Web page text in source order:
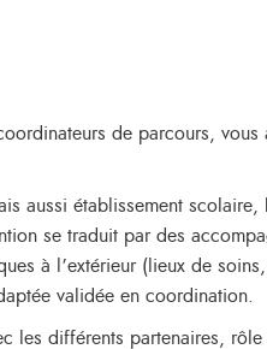
de parcours, vous
aussi établissement
se traduit par des
à l’extérieur (lieux de
validée en coordination.
les différents partenaires,